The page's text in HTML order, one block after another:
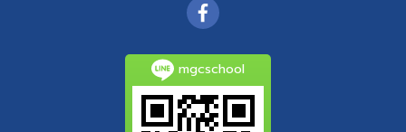
mgcschool